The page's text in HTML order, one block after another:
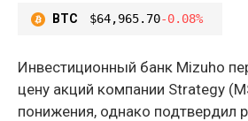
BTC $64,965.70-0.08%
Инвестиционный банк Mizuho
цену акций компании Strategy
понижения, однако подтвердил